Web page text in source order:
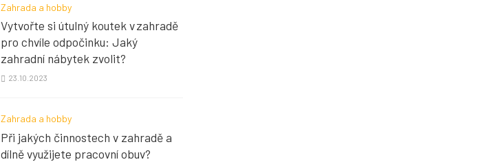
Zahrada a hobby
Vytvořte si útulný koutek v zahradě
pro chvíle odpočinku: Jaký
zahradní nábytek zvolit?
23.10.2023
Zahrada a hobby
Při jakých činnostech v zahradě a
dílně využijete pracovní obuv?